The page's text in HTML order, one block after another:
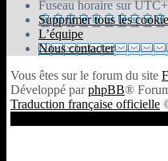
Fuseau horaire sur
Supprimer tous les
L’équipe
Nous contacter
Vous êtes sur le forum du site
Développé parphpBB®
Traduction française officielle